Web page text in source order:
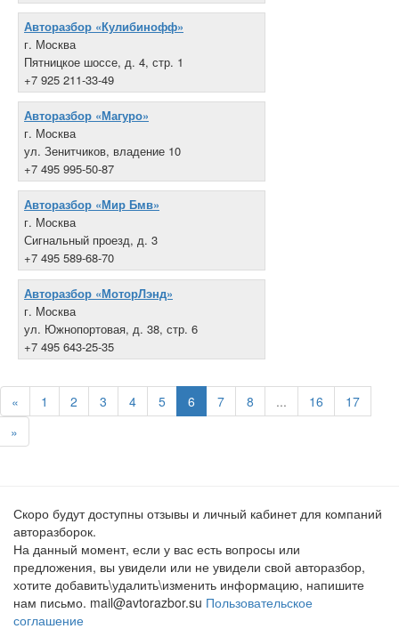
Авторазбор «Кулибинофф»
г. Москва
Пятницкое шоссе, д. 4, стр. 1
+7 925 211-33-49
Авторазбор «Магуро»
г. Москва
ул. Зенитчиков, владение 10
+7 495 995-50-87
Авторазбор «Мир Бмв»
г. Москва
Сигнальный проезд, д. 3
+7 495 589-68-70
Авторазбор «МоторЛэнд»
г. Москва
ул. Южнопортовая, д. 38, стр. 6
+7 495 643-25-35
« 1 2 3 4 5 6 7 8 ... 16
17
»
Скоро будут доступны отзывы и личный кабинет для компаний
авторазборок.
На данный момент, если у вас есть вопросы или
предложения, вы увидели или не увидели свой авторазбор,
хотите добавить\удалить\изменить информацию, напишите
нам письмо. mail@avtorazbor.su Пользовательское
соглашение